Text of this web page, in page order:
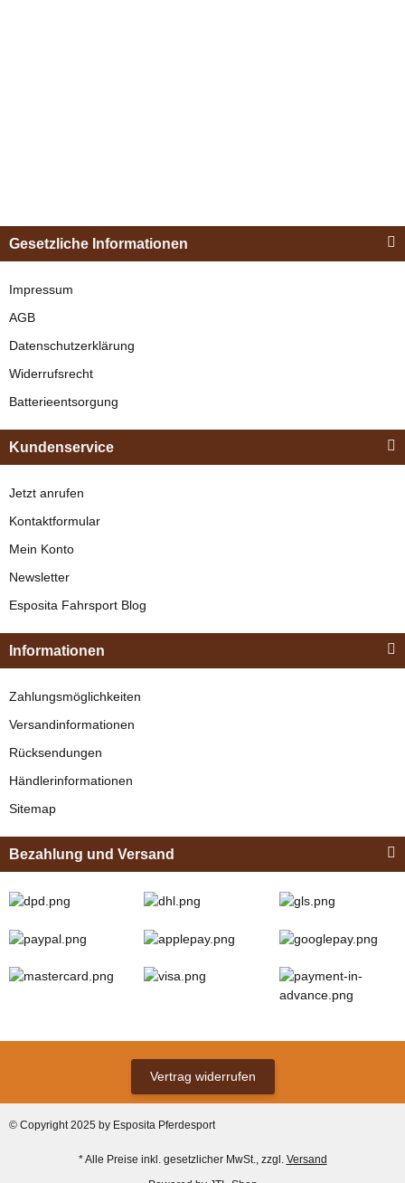
"Shettyglück"
"Shettyglück"
Braun
329,00 €*
Zilco
Zilco Sicherheits-
(Sicherungsadapter)
Bestseller
Gesetzliche Informationen
Impressum
AGB
Datenschutzerklärung
Widerrufsrecht
Batterieentsorgung
Kundenservice
Jetzt anrufen
Kontaktformular
Mein Konto
Newsletter
Esposita Fahrsport Blog
Informationen
Zahlungsmöglichkeiten
Versandinformationen
Rücksendungen
Händlerinformationen
Sitemap
Bezahlung und Versand
Vertrag widerrufen
© Copyright 2025 by Esposita Pferdesport
* Alle Preise inkl. gesetzlicher MwSt., zzgl. Versand